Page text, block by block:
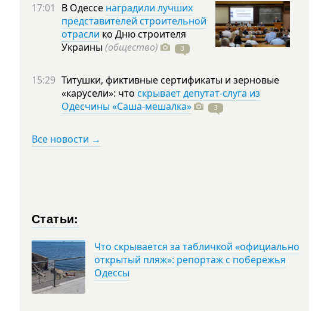
17:01 В Одессе наградили лучших
представителей строительной
отрасли ко Дню строителя
Украины (общество) 3
15:29 Титушки, фиктивные сертификаты и зерновые
«карусели»: что скрывает депутат-слуга из
Одесчины «Саша-мешалка»
3
Все новости →
Статьи:
Что скрывается за табличкой «официально
открытый пляж»: репортаж с побережья
Одессы